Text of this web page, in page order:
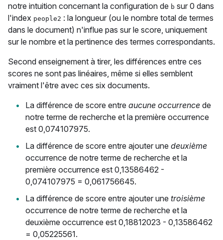
notre intuition concernant la configuration de b sur 0 dans
l'index people2 : la longueur (ou le nombre total de termes
dans le document) n'influe pas sur le score, uniquement
sur le nombre et la pertinence des termes correspondants.
Second enseignement à tirer, les différences entre ces
scores ne sont pas linéaires, même si elles semblent
vraiment l'être avec ces six documents.
La différence de score entre aucune occurrence de
notre terme de recherche et la première occurrence
est 0,074107975.
La différence de score entre ajouter une deuxième
occurrence de notre terme de recherche et la
première occurrence est 0,13586462 -
0,074107975 = 0,061756645.
La différence de score entre ajouter une troisième
occurrence de notre terme de recherche et la
deuxième occurrence est 0,18812023 - 0,13586462
= 0,05225561.